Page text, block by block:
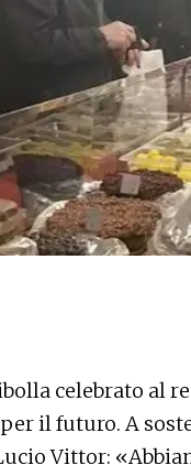
celebrato al
il futuro. A
Vittor: